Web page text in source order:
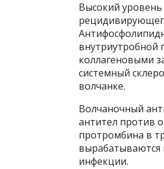
Высокий
внутриутробной
коллагеновыми
системный
волчанке.
Волчаночный
антител против
протромбина в
вырабатываются
инфекции.